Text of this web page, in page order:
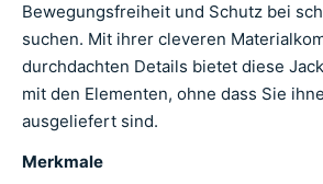
Bewegungsfreiheit und Schutz bei
suchen. Mit ihrer cleveren
durchdachten Details bietet diese
mit den Elementen, ohne dass Sie
ausgeliefert sind.
Merkmale